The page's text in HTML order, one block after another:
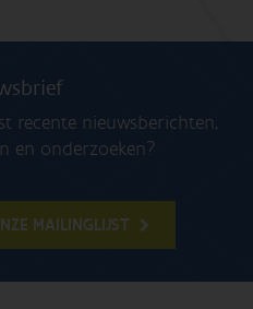
recente nieuwsberichten,
en onderzoeken?
MAILINGLIJST